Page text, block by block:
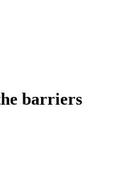
barriers